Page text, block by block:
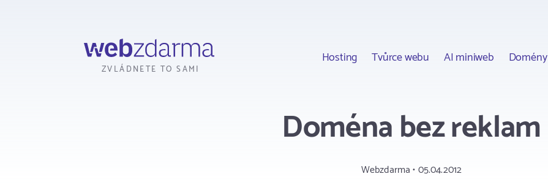
ZVLÁDNETE TO SAMI
Hosting Tvůrce webu AI miniweb Domény
Doména bez reklam
Webzdarma • 05.04.2012